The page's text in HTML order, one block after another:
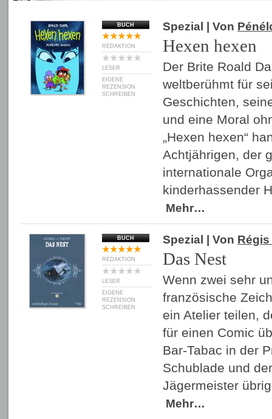
BUCH
REDAKTION
LESER
EIGENE
REZENSION
SCHREIBEN
Spezial | Von
Hexen hexen
Der Brite Roald
weltberühmt für
Geschichten,
und eine Moral
„Hexen hexen“
Achtjährigen, der
internationale
kinderhassender
Mehr…
BUCH
REDAKTION
LESER
EIGENE
REZENSION
SCHREIBEN
Spezial | Von
Das Nest
Wenn zwei sehr
französische
ein Atelier teilen,
für einen Comic
Bar-Tabac in der
Schublade und
Jägermeister
Mehr…